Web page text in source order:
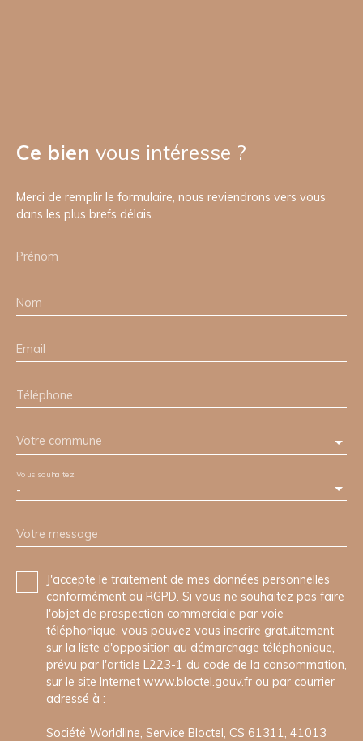
Ce bien vous intéresse ?
Merci de remplir le formulaire, nous reviendrons vers vous
dans les plus brefs délais.
Prénom
Nom
Email
Téléphone
Votre commune
-
Vous souhaitez
Votre message
J'accepte le traitement de mes données personnelles
conformément au RGPD. Si vous ne souhaitez pas faire
l'objet de prospection commerciale par voie
téléphonique, vous pouvez vous inscrire gratuitement
sur la liste d'opposition au démarchage téléphonique,
prévu par l'article L223-1 du code de la consommation,
sur le site Internet www.bloctel.gouv.fr ou par courrier
adressé à :
Société Worldline, Service Bloctel, CS 61311, 41013